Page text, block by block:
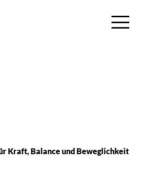
Kraft, Balance und Beweglichkeit